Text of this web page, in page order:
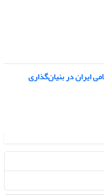
ایران در بنیان‌گذاری